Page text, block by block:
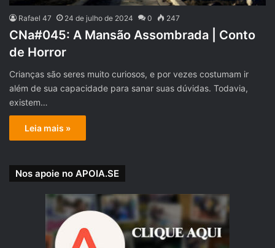
Rafael 47 24 de julho de 2024 0 247
CNa#045: A Mansão Assombrada | Conto
de Horror
Crianças são seres muito curiosos, e por vezes costumam ir
além de sua capacidade para sanar suas dúvidas. Todavia,
existem…
Leia mais »
Nos apoie no APOIA.SE